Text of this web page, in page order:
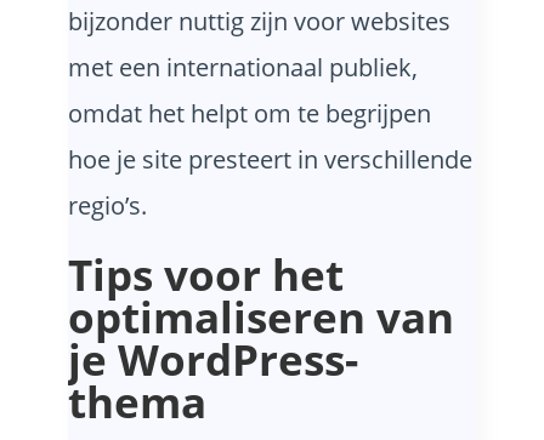
bijzonder nuttig zijn voor websites
met een internationaal publiek,
omdat het helpt om te begrijpen
hoe je site presteert in verschillende
regio’s.
Tips voor het
optimaliseren van
je WordPress-
thema